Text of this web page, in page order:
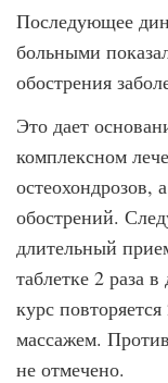
Последующее
больными
обострения
Это дает
комплексном
остеохондрозов,
обострений.
длительный
таблетке 2 раза
курс
массажем.
не отмечено.